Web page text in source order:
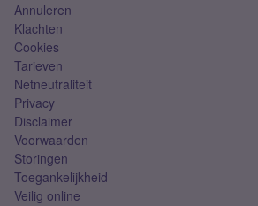
Annuleren
Klachten
Cookies
Tarieven
Netneutraliteit
Privacy
Disclaimer
Voorwaarden
Storingen
Toegankelijkheid
Veilig online